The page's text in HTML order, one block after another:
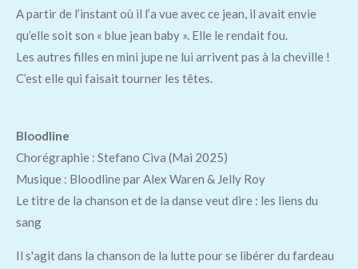
A partir de l’instant où il l’a vue avec ce jean, il avait envie
qu’elle soit son « blue jean baby ». Elle le rendait fou.
Les autres filles en mini jupe ne lui arrivent pas à la cheville !
C’est elle qui faisait tourner les têtes.
Bloodline
Chorégraphie : Stefano Civa (Mai 2025)
Musique : Bloodline par Alex Waren & Jelly Roy
Le titre de la chanson et de la danse veut dire : les liens du
sang
Il s'agit dans la chanson de la lutte pour se libérer du fardeau